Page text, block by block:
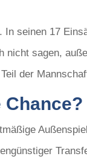
seinen 17
sagen,
der